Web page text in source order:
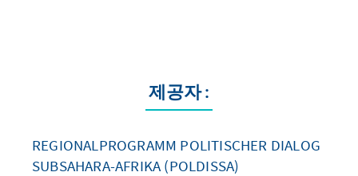
제공자 :
REGIONALPROGRAMM POLITISCHER DIALOG
SUBSAHARA-AFRIKA (POLDISSA)